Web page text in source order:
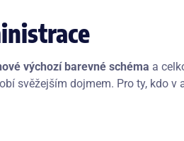
výchozí barevné schéma a
svěžejším dojmem. Pro ty, kdo